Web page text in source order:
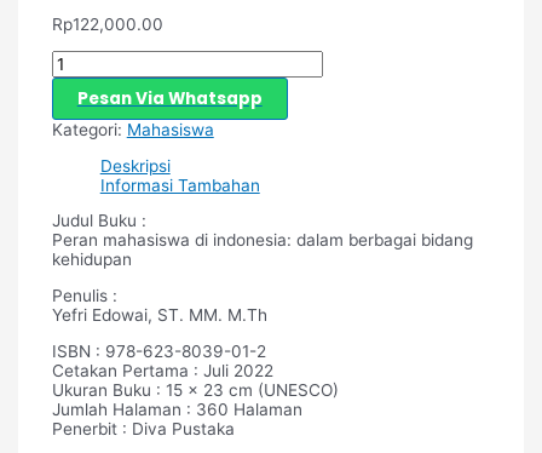
Rp122,000.00
Pesan Via Whatsapp
Kategori: Mahasiswa
Deskripsi
Informasi Tambahan
Judul Buku :
Peran mahasiswa di indonesia: dalam berbagai bidang
kehidupan
Penulis :
Yefri Edowai, ST. MM. M.Th
ISBN : 978-623-8039-01-2
Cetakan Pertama : Juli 2022
Ukuran Buku : 15 x 23 cm (UNESCO)
Jumlah Halaman : 360 Halaman
Penerbit : Diva Pustaka